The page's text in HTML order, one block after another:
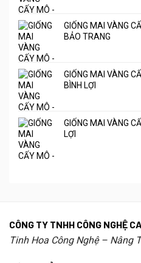
GIỐNG MAI VÀNG
BẢO TRANG
GIỐNG MAI VÀNG
BÌNH LỢI
GIỐNG MAI VÀNG
LỢI
CÔNG TY TNHH CÔNG NGHỆ
Tinh Hoa Công Nghệ – Nâng